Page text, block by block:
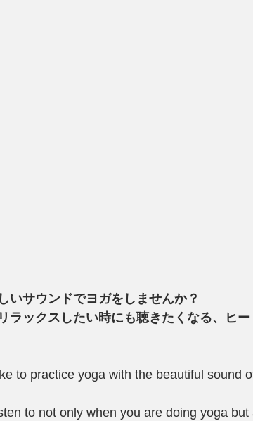
いサウンドでヨガをしませんか？
ラックスしたい時にも聴きたくなる、ヒ
to practice yoga with the beautiful sound
to not only when you are doing yoga but